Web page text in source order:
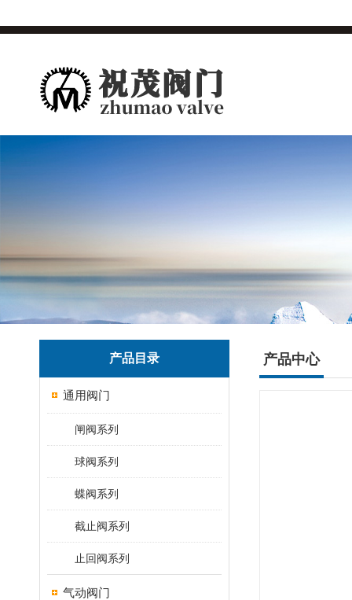
产品目录
通用阀门
闸阀系列
球阀系列
蝶阀系列
截止阀系列
止回阀系列
气动阀门
产品中心